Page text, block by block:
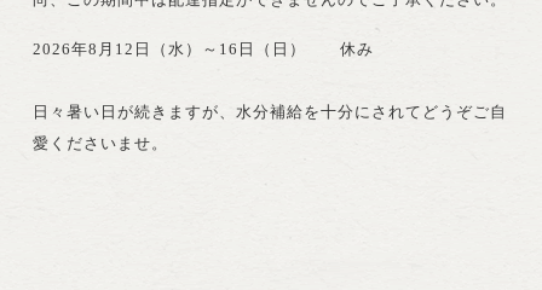
2026年8月12日（水）～16日（日） 休み
日々暑い日が続きますが、水分補給を十分にされてどうぞご自
愛くださいませ。